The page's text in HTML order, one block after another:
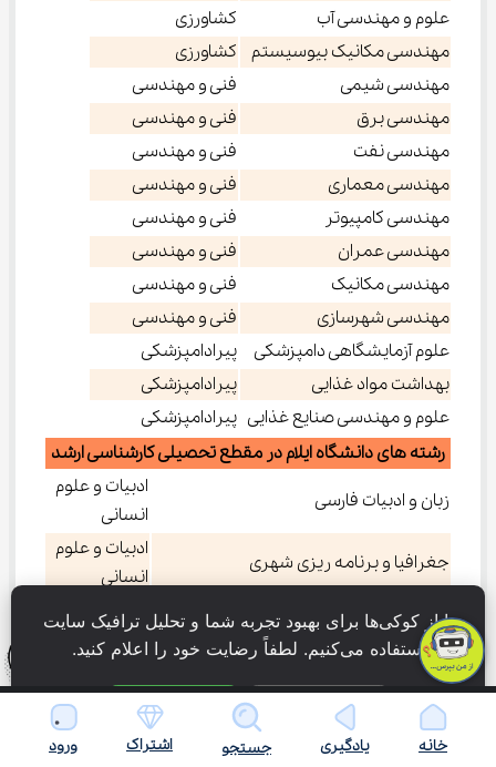
علوم و مهندسی آب
کشاورزی
مهندسی مکانیک بیوسیستم
کشاورزی
مهندسی شیمی
فنی و مهندسی
مهندسی برق
فنی و مهندسی
مهندسی نفت
فنی و مهندسی
مهندسی معماری
فنی و مهندسی
مهندسی کامپیوتر
فنی و مهندسی
مهندسی عمران
فنی و مهندسی
مهندسی مکانیک
فنی و مهندسی
مهندسی شهرسازی
فنی و مهندسی
علوم آزمایشگاهی دامپزشکی
پیرادامپزشکی
بهداشت مواد غذایی
پیرادامپزشکی
علوم و مهندسی صنایع غذایی پیرادامپزشکی
رشته های دانشگاه ایلام در مقطع تحصیلی کارشناسی ارشد
زبان و ادبیات فارسی
ادبیات و علوم
انسانی
جغرافیا و برنامه ریزی شهری
ادبیات و علوم
انسانی
ادبیات عربی
ادبیات و علوم
انسانی
علوم اقتصادی/ اقتصاد انرژی
انسانی
علوم اقتصادی/ اقتصاد نظری
ادبیات و علوم
خانه یادگیری جستجو اشتراک ورود
ما از کوکی‌ها برای بهبود تجربه شما و تحلیل ترافیک سایت
استفاده می‌کنیم. لطفاً رضایت خود را اعلام کنید.
فقط ضروری پذیرش همه